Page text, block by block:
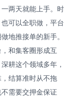
两天就能上手。时
可以全职做，平台
地推接单的新手。
和集客圈形成互
耕这个领域多年，
结算准时从不拖
需要交押金保证